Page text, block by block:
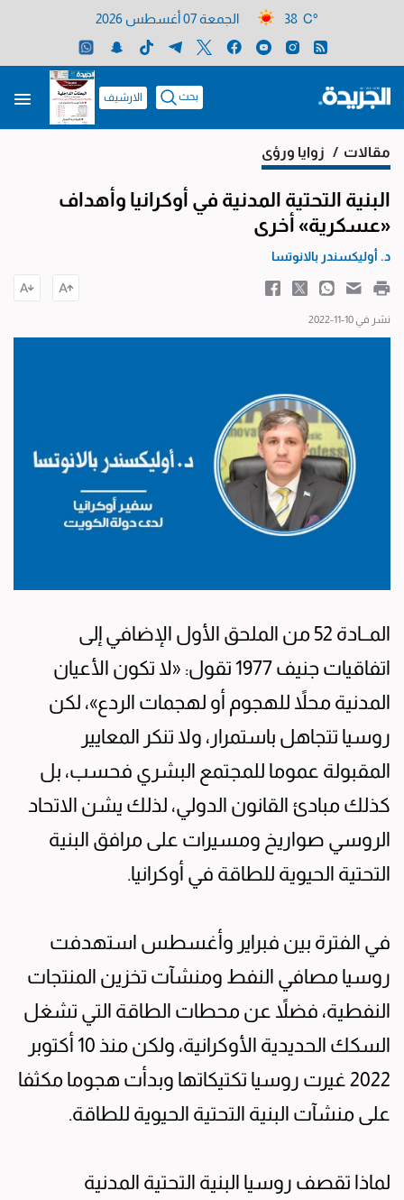
38 C° الجمعة 07 أغسطس 2026
بحث الارشيف
مقالات / زوايا ورؤى
البنية التحتية المدنية في أوكرانيا وأهداف
«عسكرية» أخرى
د. أوليكسندر بالانوتسا
نشر في 10-11-2022
المــادة 52 من الملحق الأول الإضافي إلى
اتفاقيات جنيف 1977 تقول: «لا تكون الأعيان
المدنية محلاً للهجوم أو لهجمات الردع»، لكن
روسيا تتجاهل باستمرار، ولا تنكر المعايير
المقبولة عموما للمجتمع البشري فحسب، بل
كذلك مبادئ القانون الدولي، لذلك يشن الاتحاد
الروسي صواريخ ومسيرات على مرافق البنية
التحتية الحيوية للطاقة في أوكرانيا.
في الفترة بين فبراير وأغسطس استهدفت
روسيا مصافي النفط ومنشآت تخزين المنتجات
النفطية، فضلاً عن محطات الطاقة التي تشغل
السكك الحديدية الأوكرانية، ولكن منذ 10 أكتوبر
2022 غيرت روسيا تكتيكاتها وبدأت هجوما مكثفا
على منشآت البنية التحتية الحيوية للطاقة.
لماذا تقصف روسيا البنية التحتية المدنية